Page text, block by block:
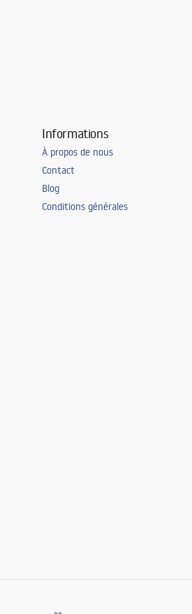
Informations
À propos de nous
Contact
Blog
Conditions générales